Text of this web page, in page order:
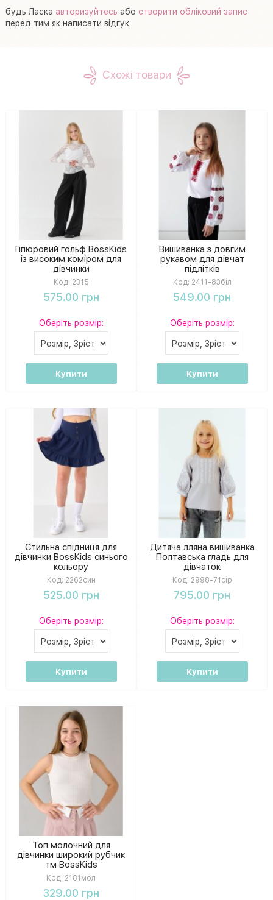
будь Ласка авторизуйтесь або створити обліковий запис
перед тим як написати відгук
Схожі товари
Гіпюровий гольф BossKids
із високим коміром для
дівчинки
Код: 2315
575.00 грн
Оберіть розмір:
Купити
Вишиванка з довгим
рукавом для дівчат
підлітків
Код: 2411-83біл
549.00 грн
Оберіть розмір:
Купити
Стильна спідниця для
дівчинки BossKids синього
кольору
Код: 2262син
525.00 грн
Оберіть розмір:
Купити
Дитяча лляна вишиванка
Полтавська гладь для
дівчаток
Код: 2998-71сір
795.00 грн
Оберіть розмір:
Купити
Топ молочний для
дівчинки широкий рубчик
тм BossKids
Код: 2181мол
329.00 грн